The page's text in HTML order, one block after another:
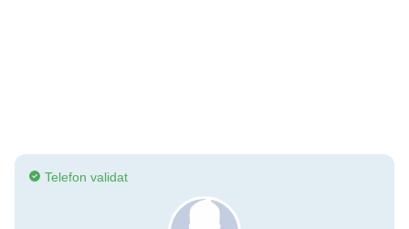
Telefon validat